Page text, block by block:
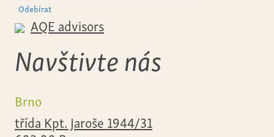
Odebírat
AQE advisors
Navštivte nás
Brno
třída Kpt. Jaroše 1944/31